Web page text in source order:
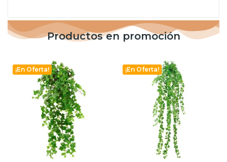
Productos en promoción
¡En Oferta! ¡En Oferta!